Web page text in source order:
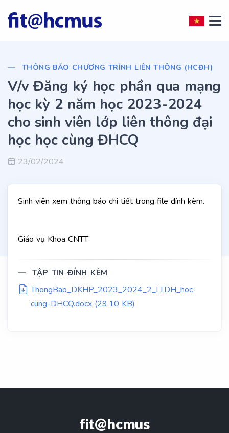
THÔNG BÁO CHƯƠNG TRÌNH LIÊN THÔNG (HCĐH)
V/v Đăng ký học phần qua mạng
học kỳ 2 năm học 2023-2024
cho sinh viên lớp liên thông đại
học học cùng ĐHCQ
23/02/2024
Sinh viên xem thông báo chi tiết trong file đính kèm.
Giáo vụ Khoa CNTT
TẬP TIN ĐÍNH KÈM
ThongBao_DKHP_2023_2024_2_LTDH_hoc-
cung-DHCQ.docx (29,10 KB)
fit@hcmus